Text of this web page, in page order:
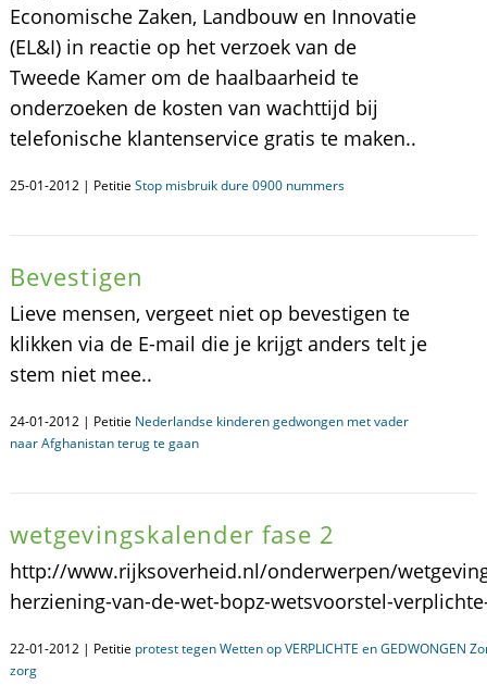
Economische Zaken, Landbouw en Innovatie
(EL&I) in reactie op het verzoek van de
Tweede Kamer om de haalbaarheid te
onderzoeken de kosten van wachttijd bij
telefonische klantenservice gratis te maken..
25-01-2012 | Petitie Stop misbruik dure 0900 nummers
Bevestigen
Lieve mensen, vergeet niet op bevestigen te
klikken via de E-mail die je krijgt anders telt je
stem niet mee..
24-01-2012 | Petitie Nederlandse kinderen gedwongen met vader
naar Afghanistan terug te gaan
wetgevingskalender fase 2
http://www.rijksoverheid.nl/onderwerpen/
herziening-van-de-wet-bopz-wetsvoorstel-
22-01-2012 | Petitie protest tegen Wetten op VERPLICHTE en GEDWONGEN
zorg